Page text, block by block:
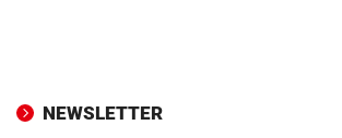
NEWSLETTER